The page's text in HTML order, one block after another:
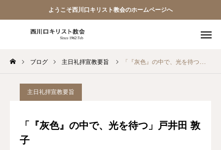
ようこそ西川口キリスト教会のホームページへ
ブログ 主日礼拝宣教要旨 「『灰色』の中で、光を待つ」戸井田 敦子
主日礼拝宣教要旨
「『灰色』の中で、光を待つ」戸井田 敦
子
教会員ページ
ようこそ桜並木の教会へ
西川口キリスト教会 信仰告白